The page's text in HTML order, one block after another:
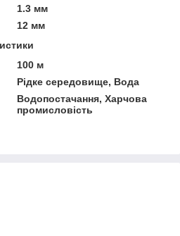
1.3 мм
12 мм
100 м
Рідке середовище, Вода
Водопостачання, Харчова
промисловість